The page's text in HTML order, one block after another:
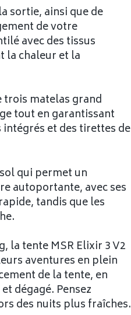
sortie, ainsi que de
de votre
avec des tissus
la chaleur et la
trois matelas grand
tout en garantissant
et des tirettes de
qui permet un
autoportante, avec ses
tandis que les
la tente MSR Elixir 3 V2
aventures en plein
de la tente, en
dégagé. Pensez
des nuits plus fraîches.